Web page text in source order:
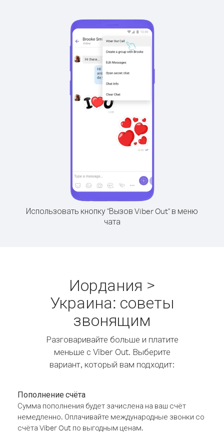
Использовать кнопку "Вызов Viber Out" в меню
чата
Иордания >
Украина: советы
звонящим
Разговаривайте больше и платите
меньше с Viber Out. Выберите
вариант, который вам подходит:
Пополнение счёта
Сумма пополнения будет зачислена на ваш счёт
немедленно. Оплачивайте международные звонки со
счёта Viber Out по выгодным ценам.